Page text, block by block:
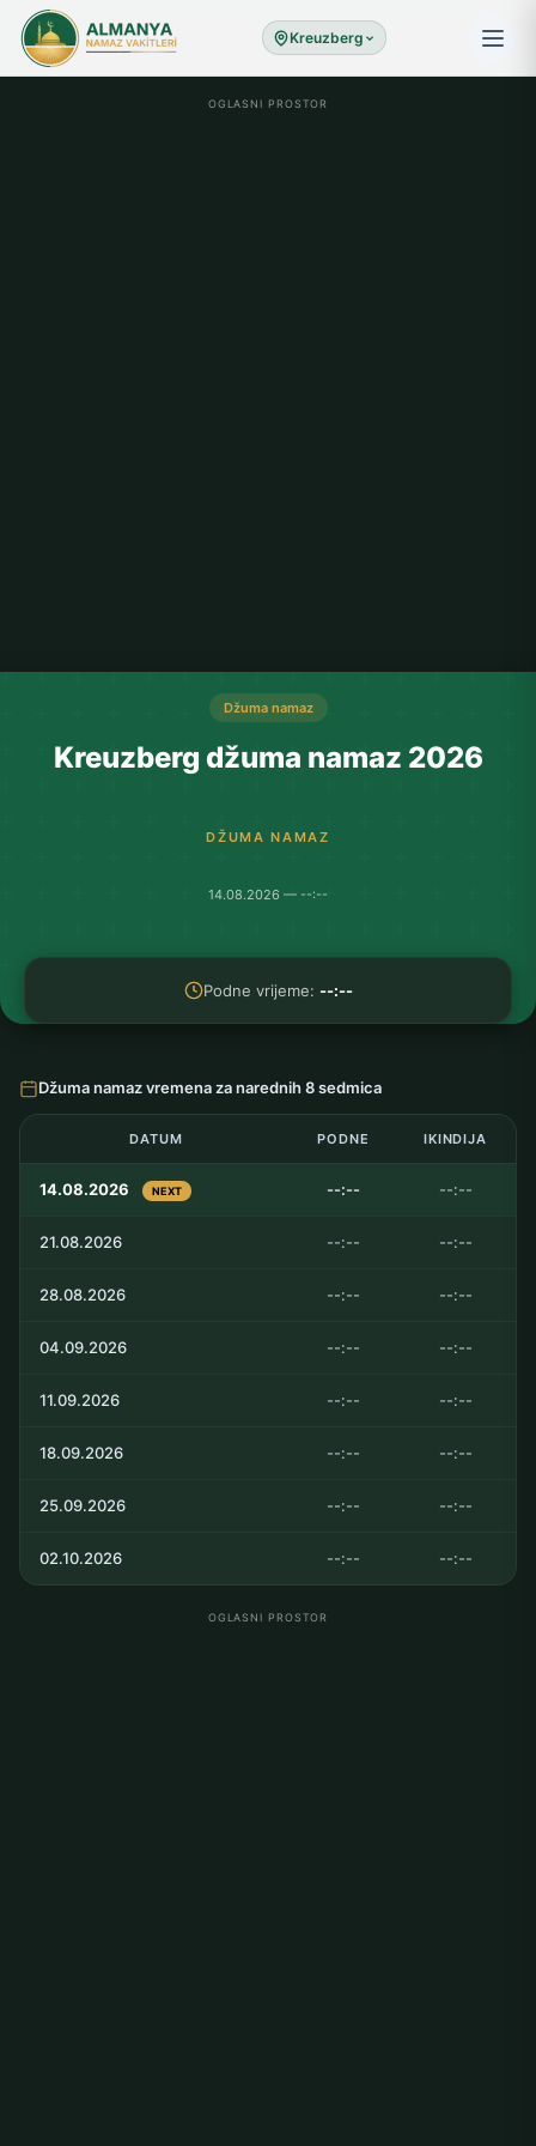
Kreuzberg
OGLASNI PROSTOR
Džuma namaz
Kreuzberg džuma namaz 2026
DŽUMA NAMAZ
14.08.2026 — --:--
Podne vrijeme: --:--
Džuma namaz vremena za narednih 8 sedmica
DATUM PODNE IKINDIJA
14.08.2026 NEXT --:-- --:--
21.08.2026 --:-- --:--
28.08.2026 --:-- --:--
04.09.2026 --:-- --:--
11.09.2026 --:-- --:--
18.09.2026 --:-- --:--
25.09.2026 --:-- --:--
02.10.2026 --:-- --:--
OGLASNI PROSTOR